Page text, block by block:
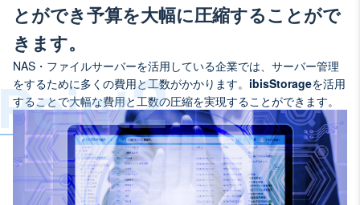
とができ予算を大幅に圧縮することがで
きます。
NAS・ファイルサーバーを活用している企業では、サーバー管理
をするために多くの費用と工数がかかります。 ibisStorageを活用
することで大幅な費用と工数の圧縮を実現することができます。
2